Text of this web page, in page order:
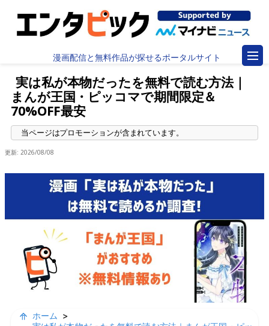
漫画配信と無料作品が探せるポータルサイト
実は私が本物だったを無料で読む方法｜
まんが王国・ピッコマで期間限定＆
70%OFF最安
更新: 2026/08/08
ホーム
>